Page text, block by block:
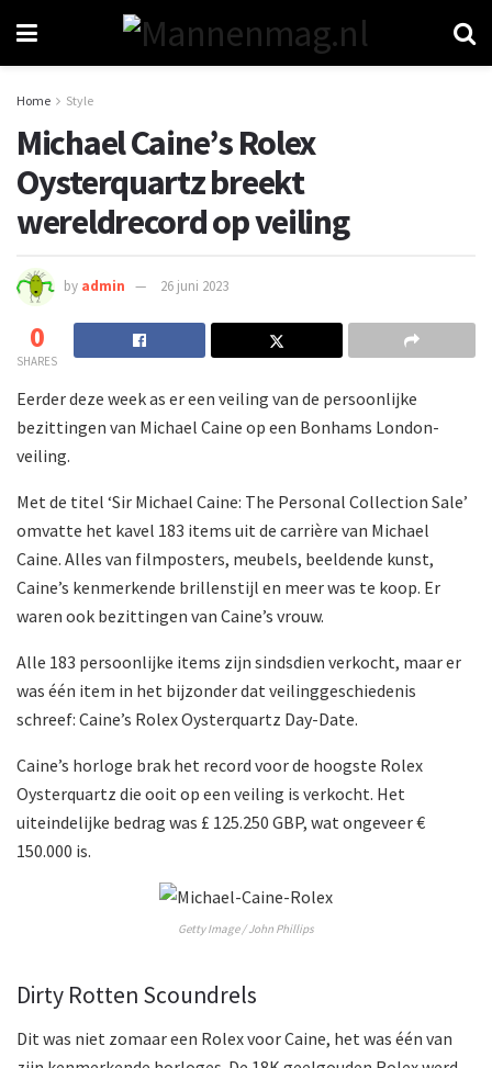
Home Style
Michael Caine’s Rolex
Oysterquartz breekt
wereldrecord op veiling
by admin 26 juni 2023
0
SHARES
Eerder deze week as er een veiling van de persoonlijke
bezittingen van Michael Caine op een Bonhams London-
veiling.
Met de titel ‘Sir Michael Caine: The Personal Collection Sale’
omvatte het kavel 183 items uit de carrière van Michael
Caine. Alles van filmposters, meubels, beeldende kunst,
Caine’s kenmerkende brillenstijl en meer was te koop. Er
waren ook bezittingen van Caine’s vrouw.
Alle 183 persoonlijke items zijn sindsdien verkocht, maar er
was één item in het bijzonder dat veilinggeschiedenis
schreef: Caine’s Rolex Oysterquartz Day-Date.
Caine’s horloge brak het record voor de hoogste Rolex
Oysterquartz die ooit op een veiling is verkocht. Het
uiteindelijke bedrag was £ 125.250 GBP, wat ongeveer €
150.000 is.
Getty Image / John Phillips
Dirty Rotten Scoundrels
Dit was niet zomaar een Rolex voor Caine, het was één van